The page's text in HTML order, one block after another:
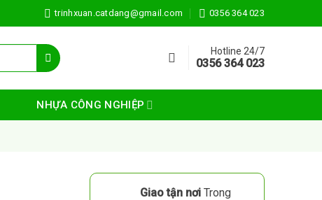
trinhxuan.catdang@gmail.com 0356 364 023
Hotline 24/7
0356 364 023
NHỰA CÔNG NGHIỆP
Giao tận nơi Trong